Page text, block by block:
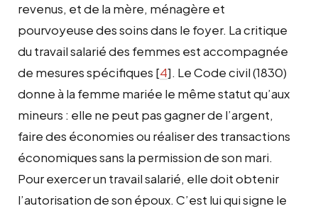
revenus, et de la mère, ménagère et
pourvoyeuse des soins dans le foyer. La critique
du travail salarié des femmes est accompagnée
de mesures spécifiques [4]. Le Code civil (1830)
donne à la femme mariée le même statut qu’aux
mineurs : elle ne peut pas gagner de l’argent,
faire des économies ou réaliser des transactions
économiques sans la permission de son mari.
Pour exercer un travail salarié, elle doit obtenir
l’autorisation de son époux. C’est lui qui signe le